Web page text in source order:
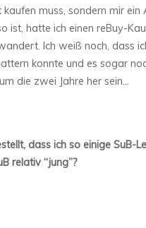
muss, sondern mir
ist, hatte ich einen reBuy-
Ich weiß noch, dass
konnte und es sogar
die zwei Jahre her sein…
dass ich so einige SuB-
relativ “jung”?